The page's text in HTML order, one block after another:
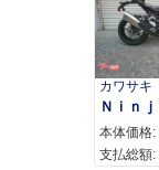
カワサキ
本体価格:
支払総額: